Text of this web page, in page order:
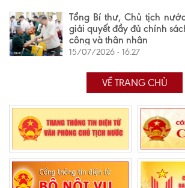
Tổng Bí thư, Chủ tịch
giải quyết đầy đủ chính
công và thân nhân
15/07/2026 - 16:27
VỀ TRANG CHỦ